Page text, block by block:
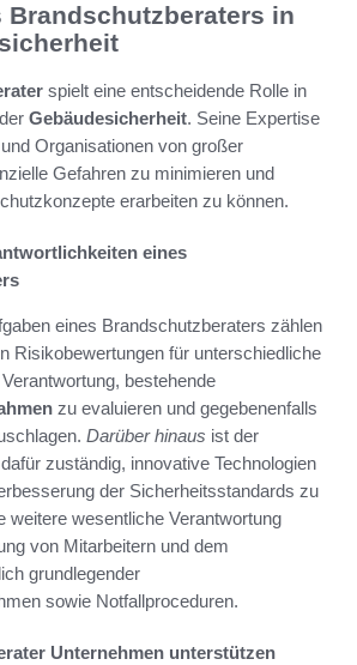
Brandschutzberaters in
spielt eine entscheidende Rolle in
Gebäudesicherheit. Seine Expertise
Organisationen von großer
Gefahren zu minimieren und
erarbeiten zu können.
eines
eines Brandschutzberaters zählen
Risikobewertungen für unterschiedliche
bestehende
zu evaluieren und gegebenenfalls
Darüber hinaus ist der
zuständig, innovative Technologien
der Sicherheitsstandards zu
weitere wesentliche Verantwortung
von Mitarbeitern und dem
grundlegender
sowie Notfallproceduren.
Unternehmen unterstützen